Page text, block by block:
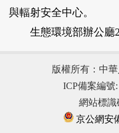
與輻射安全中心。
生態環境部辦公廳
版權所有：中
ICP備案編號:
網站標識
京公網安